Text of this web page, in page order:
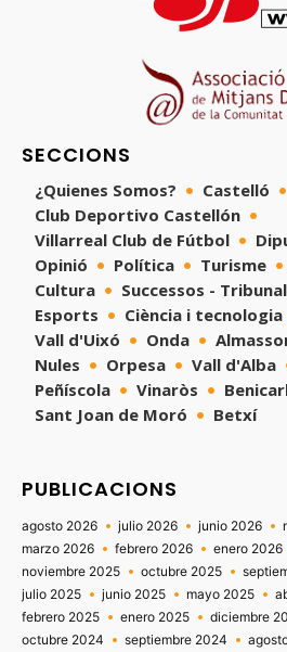
SECCIONS
¿Quienes Somos? Castelló
Club Deportivo Castellón
Villarreal Club de Fútbol
Opinió
Política Turisme
Cultura
Successos -
Esports
Ciència i tecnologia
Vall d'Uixó
Onda
Nules
Orpesa Vall d'Alba
Peñíscola
Vinaròs
Sant Joan de Moró
Betxí
PUBLICACIONS
agosto 2026 julio 2026 junio 2026
marzo 2026
febrero 2026 enero 2026
noviembre 2025
octubre 2025
julio 2025
junio 2025 mayo 2025
febrero 2025
enero 2025 diciembre
octubre 2024
septiembre 2024